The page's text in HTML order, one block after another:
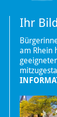
Ihr
am Rhein